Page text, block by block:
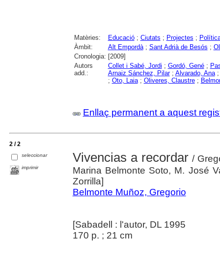
Matèries: Educació; Ciutats ; Projectes ;
Àmbit:
Alt Empordà; Sant Adrià de Besós ;
Cronologia: [2009]
Autors
add.:
Collet i Sabé, Jordi ; Gordó, Gené;
Arnaiz Sánchez, Pilar; Alvarado, Ana
; Oto, Laia; Oliveres, Claustre;
Enllaç permanent a aquest
2 / 2
seleccionar
imprimir
Vivencias a recordar /
Marina Belmonte Soto, M. José
Zorrilla]
Belmonte Muñoz, Gregorio
[Sabadell : l'autor, DL 1995
170 p. ; 21 cm